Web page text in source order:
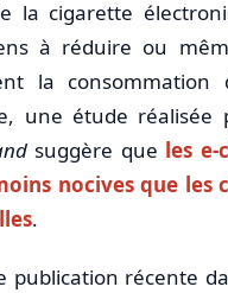
la cigarette
à réduire ou
la consommation
une étude réalisée
suggère que les e-
nocives que les
.
publication récente